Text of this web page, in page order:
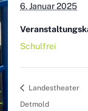
6. Januar 2025
Schulfrei
Landestheater
Detmold